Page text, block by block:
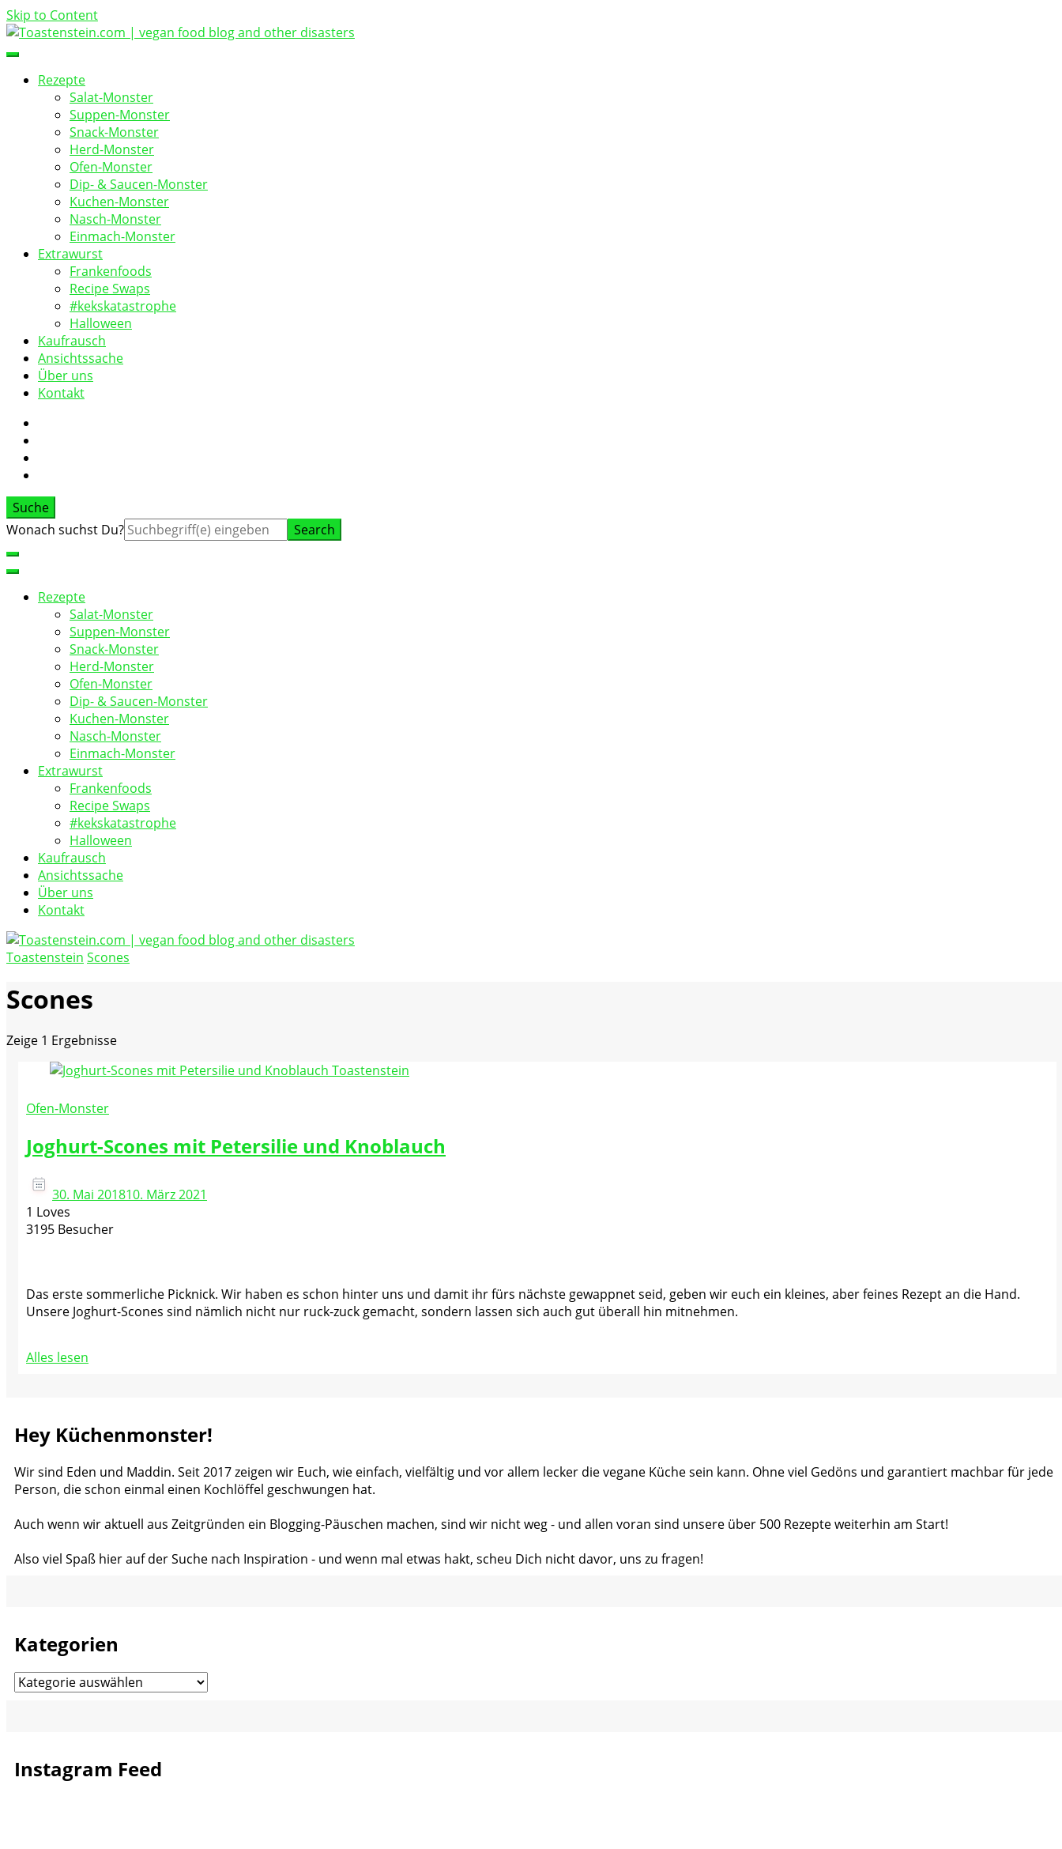
Skip to Content
Toastenstein.com
vegan food blog
Rezepte
Salat-Monster
Suppen-Monster
Snack-Monster
Herd-Monster
Ofen-Monster
Dip- & Saucen-Monster
Kuchen-Monster
Nasch-Monster
Einmach-Monster
Extrawurst
Frankenfoods
Recipe Swaps
#kekskatastrophe
Halloween
Kaufrausch
Ansichtssache
Über uns
Kontakt
Suche
Suche
Wonach suchst Du?
Rezepte
Salat-Monster
Suppen-Monster
Snack-Monster
Herd-Monster
Ofen-Monster
Dip- & Saucen-Monster
Kuchen-Monster
Nasch-Monster
Einmach-Monster
Extrawurst
Frankenfoods
Recipe Swaps
#kekskatastrophe
Halloween
Kaufrausch
Ansichtssache
Über uns
Kontakt
Toastenstein.com
Toastenstein Scones
Scones
Zeige 1 Ergebnisse
Ofen-Monster
Joghurt-Scones mit Petersilie und Knoblauch
30. Mai 201810. März 2021
1 Loves
3195 Besucher
Das erste sommerliche Picknick. Wir haben es schon hinter uns und damit ihr fürs nächste gewappnet seid, geben wir euch ein kleines, aber feines Rezept an die Hand.
Unsere Joghurt-Scones sind nämlich nicht nur ruck-zuck gemacht, sondern lassen sich auch gut überall hin mitnehmen.
Alles lesen
Hey Küchenmonster!
Wir sind Eden und Maddin. Seit 2017 zeigen wir Euch, wie einfach, vielfältig und vor allem lecker die vegane Küche sein kann. Ohne viel Gedöns und garantiert machbar für jede
Person, die schon einmal einen Kochlöffel geschwungen hat.
Auch wenn wir aktuell aus Zeitgründen ein Blogging-Päuschen machen, sind wir nicht weg - und allen voran sind unsere über 500 Rezepte weiterhin am Start!
Also viel Spaß hier auf der Suche nach Inspiration - und wenn mal etwas hakt, scheu Dich nicht davor, uns zu fragen!
Kategorien
Kategorien
Instagram Feed